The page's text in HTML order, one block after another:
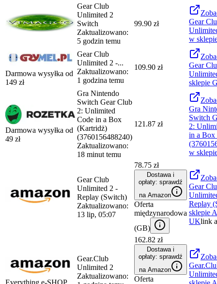
Gear Club
Unlimited 2
Switch
Zaktualizowano:
5 godzin temu
99.90 zł
Gear
w
Darmowa wysyłka od
149 zł
Gear Club
Unlimited 2 -...
Zaktualizowano:
1 godzina temu
109.90 zł
Gear
sklepie
Darmowa wysyłka od
49 zł
Gra Nintendo
Switch Gear Club
2: Unlimited
Code in a Box
(Kartridż)
(3760156488240)
Zaktualizowano:
18 minut temu
121.87 zł
Gra
Switch
2:
in a Box
w
Gear Club
Unlimited 2 -
Replay (Switch)
Zaktualizowano:
13 lip, 05:07
78.75 zł
Dostawa i
opłaty: sprawdź
na Amazon
Oferta
międzynarodowa
(GB)
Gear
Replay
sklepie
UKlink
Everything e-SHOP
Gear.Club
Unlimited 2
Zaktualizowano:
162.82 zł
Dostawa i
opłaty: sprawdź
na Amazon
Oferta